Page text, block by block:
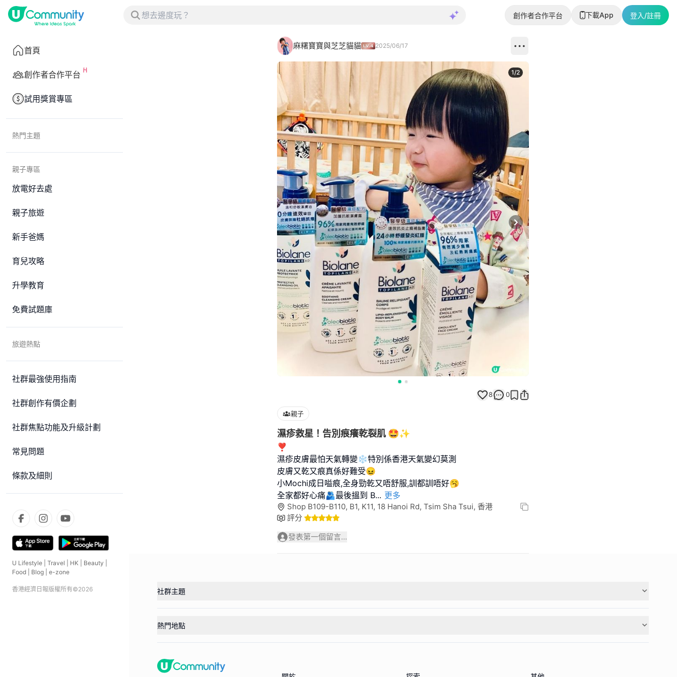
創作者合作平台 下載App 登入/註冊
首頁
創作者合作平台
試用獎賞專區
熱門主題
親子專區
放電好去處
親子旅遊
新手爸媽
育兒攻略
升學教育
免費試題庫
旅遊熱點
社群最強使用指南
社群創作有價企劃
社群焦點功能及升級計劃
常見問題
條款及細則
U Lifestyle Travel HK Beauty
Food
Blog e-zone
香港經濟日報版權所有©2026
麻糬寶寶與芝芝貓貓 2025/06/17
Next slide
1/2
8 0
親子
濕疹救星！告別痕癢乾裂肌 🤩✨
❣️
濕疹皮膚最怕天氣轉變❄️特別係香港天氣變幻莫測
皮膚又乾又痕真係好難受😖
小Mochi成日嗌痕,全身勁乾又唔舒服,訓都訓唔好🥱
全家都好心痛🫂最後搵到 B... 更多
Shop B109-B110, B1, K11, 18 Hanoi Rd, Tsim Sha Tsui, 香港
評分
發表第一個留言...
社群主題
熱門地點